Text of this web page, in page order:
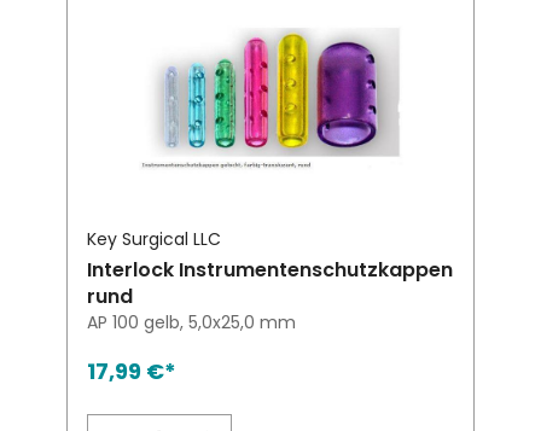
Key Surgical LLC
Interlock Instrumentenschutzkappen
rund
AP 100 gelb, 5,0x25,0 mm
17,99 €*